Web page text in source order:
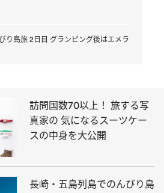
り島旅 2日目 グランピング後はエメラ
訪問国数70以上！ 旅する写
真家の 気になるスーツケー
スの中身を大公開
長崎・五島列島でのんびり島